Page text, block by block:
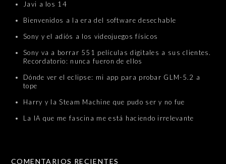
Javi a los 14
Bienvenidos a la era del software desechable
Sony y el adiós a los videojuegos físicos
Sony va a borrar 551 películas digitales a sus clientes.
Recordatorio: nunca fueron de ellos
Dónde ver el eclipse: mi app para probar GLM-5.2 a
tope
Harry y la Steam Machine que pudo ser y no fue
La IA que me fascina me está haciendo irrelevante
COMENTARIOS RECIENTES